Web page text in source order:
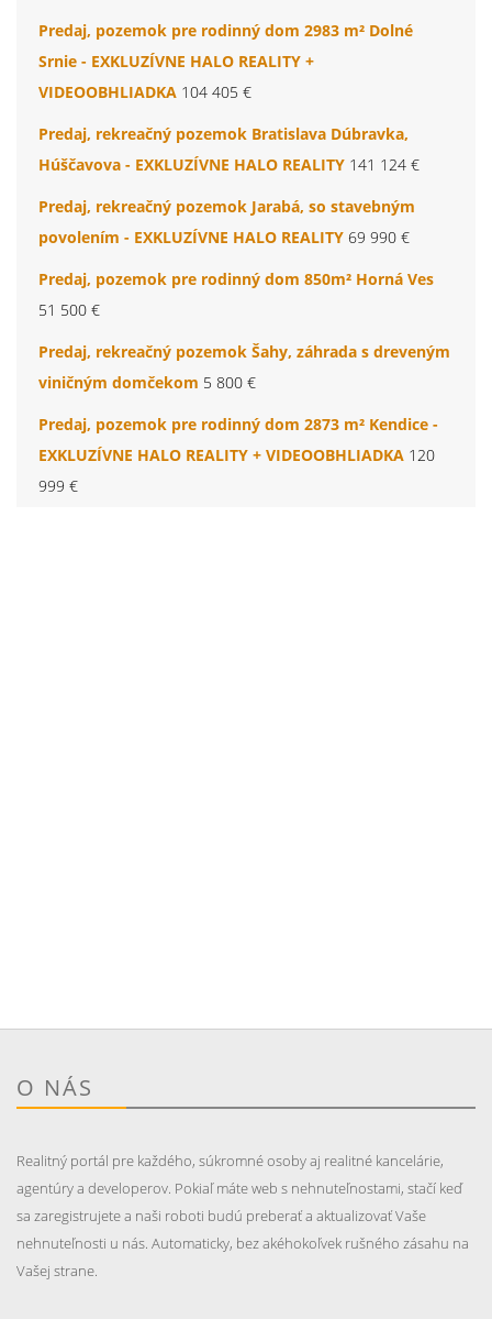
Predaj, pozemok pre rodinný dom 2983 m² Dolné
Srnie - EXKLUZÍVNE HALO REALITY +
VIDEOOBHLIADKA 104 405 €
Predaj, rekreačný pozemok Bratislava Dúbravka,
Húščavova - EXKLUZÍVNE HALO REALITY 141 124 €
Predaj, rekreačný pozemok Jarabá, so stavebným
povolením - EXKLUZÍVNE HALO REALITY 69 990 €
Predaj, pozemok pre rodinný dom 850m² Horná Ves
51 500 €
Predaj, rekreačný pozemok Šahy, záhrada s dreveným
viničným domčekom 5 800 €
Predaj, pozemok pre rodinný dom 2873 m² Kendice -
EXKLUZÍVNE HALO REALITY + VIDEOOBHLIADKA 120
999 €
O NÁS
Realitný portál pre každého, súkromné osoby aj realitné kancelárie,
agentúry a developerov. Pokiaľ máte web s nehnuteľnostami, stačí keď
sa zaregistrujete a naši roboti budú preberať a aktualizovať Vaše
nehnuteľnosti u nás. Automaticky, bez akéhokoľvek rušného zásahu na
Vašej strane.